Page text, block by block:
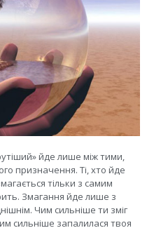
йде лише між тими,
призначення. Ті, хто йде
тільки з самим
Змагання йде лише з
Чим сильніше ти зміг
сильніше запалилася твоя